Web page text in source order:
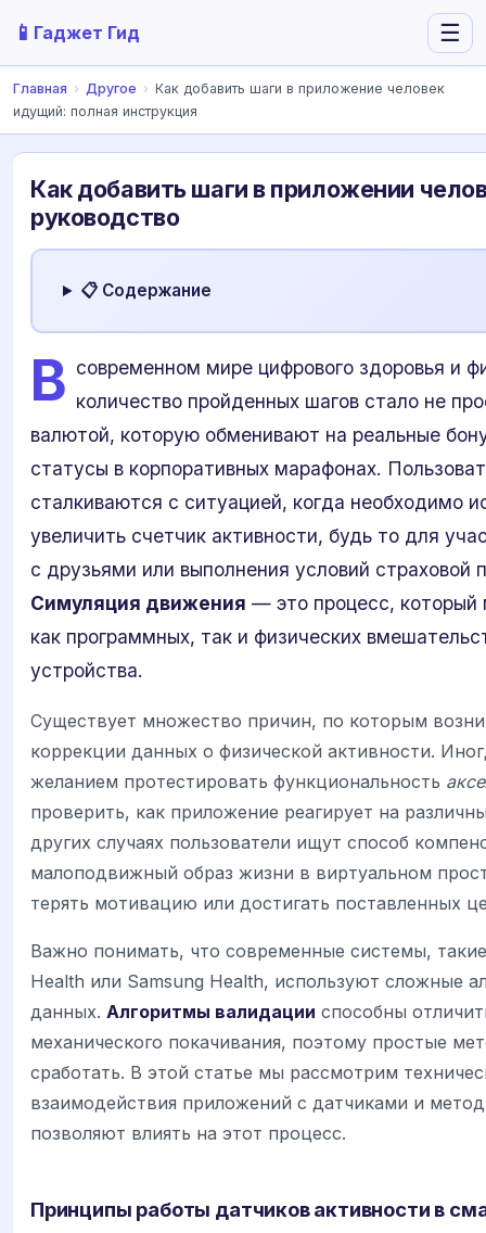
📱 Гаджет Гид ☰
Главная › Другое › Как добавить шаги в приложение человек
идущий: полная инструкция
Как добавить шаги в приложении
руководство
📋 Содержание
В современном мире цифрового здоровья и
количество пройденных шагов стало не
валютой, которую обменивают на реальные
статусы в корпоративных марафонах.
сталкиваются с ситуацией, когда необходимо
увеличить счетчик активности, будь то для
с друзьями или выполнения условий страховой
Симуляция движения — это процесс, который
как программных, так и физических
устройства.
Существует множество причин, по которым
коррекции данных о физической активности.
желанием протестировать функциональность
проверить, как приложение реагирует на
других случаях пользователи ищут способ
малоподвижный образ жизни в виртуальном
терять мотивацию или достигать поставленных
Важно понимать, что современные системы,
Health или Samsung Health, используют сложные
данных. Алгоритмы валидации способны
механического покачивания, поэтому простые
сработать. В этой статье мы рассмотрим
взаимодействия приложений с датчиками и
позволяют влиять на этот процесс.
Принципы работы датчиков активности в